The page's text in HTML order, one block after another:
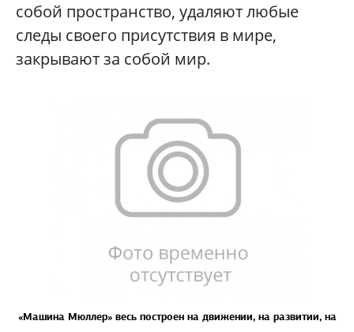
собой пространство, удаляют любые
следы своего присутствия в мире,
закрывают за собой мир.
«Машина Мюллер» весь построен на движении, на развитии, на